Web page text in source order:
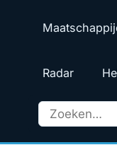
Radar